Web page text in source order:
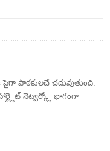
పైగా పాఠకులచే చదువుతుంది.
నెట్వర్క్లో భాగంగా